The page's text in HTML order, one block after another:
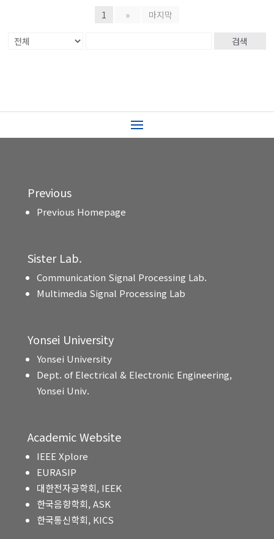
1 » 마지막
검색
Previous
Previous Homepage
Sister Lab.
Communication Signal Processing Lab.
Multimedia Signal Processing Lab
Yonsei University
Yonsei University
Dept. of Electrical & Electronic Engineering,
Yonsei Univ.
Academic Website
IEEE Xplore
EURASIP
대한전자공학회, IEEK
한국음향학회, ASK
한국통신학회, KICS